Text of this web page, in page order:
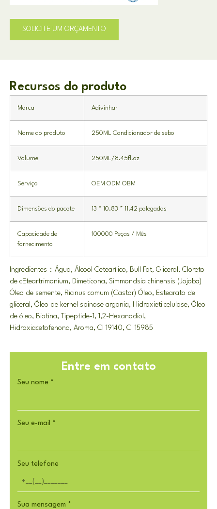
SOLICITE UM ORÇAMENTO
Recursos do produto
Marca Adivinhar
Nome do produto 250ML Condicionador de sebo
Volume 250ML/8.45fl.oz
Serviço OEM ODM OBM
Dimensões do pacote 13 * 10.83 * 11.42 polegadas
Capacidade de
fornecimento
100000 Peças / Mês
Ingredientes：Água, Álcool Cetearílico, Bull Fat, Glicerol, Cloreto
de cEteartrimonium, Dimeticona, Simmondsia chinensis (Jojoba)
Óleo de semente, Ricinus comum (Castor) Óleo, Estearato de
gliceral, Óleo de kernel spinose argania, Hidroxietilcelulose, Óleo
de óleo, Biotina, Tipeptide-1, 1,2-Hexanodiol,
Hidroxiacetofenona, Aroma, CI 19140, CI 15985
Entre em contato
Seu nome *
Seu e-mail *
Seu telefone
Sua mensagem *